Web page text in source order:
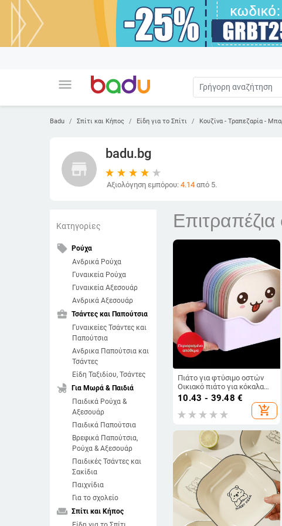
menu
Badu Σπίτι και Κήπος Είδη για το Σπίτι Κουζίνα - Τραπεζαρία -
store
badu.bg
Αξιολόγηση εμπόρου: 4.14 από 5.
Κατηγορίες
local_offer Ρούχα
Ανδρικά Ρούχα
Γυναικεία Ρούχα
Γυναικεία Αξεσουάρ
Ανδρικά Αξεσουάρ
business_center Τσάντες και Παπούτσια
Γυναικείες Τσάντες και
Παπούτσια
Ανδρικα Παπούτσια και
Τσάντες
Είδη Ταξιδίου, Τσάντες
child_friendly Για Μωρά & Παιδιά
Παιδικά Ρούχα &
Αξεσουάρ
Παιδικά Παπούτσια
Βρεφικά Παπούτσια,
Ρούχα & Αξεσουάρ
Παιδικές Τσάντες και
Σακίδια
Παιχνίδια
Για το σχολείο
weekend Σπίτι και Κήπος
Πιάτο για φτύσιμο οστών
Οικιακό πιάτο για κόκαλα
Πιάτο για κόκαλα
Δημιουργικό πλαστικό πιάτο
Μικρό πιάτο με βάση
Τραπεζαρία ιαπωνικού στιλ
Άχυρο σίτου
10.43 - 39.48 €
add_shopping_cart